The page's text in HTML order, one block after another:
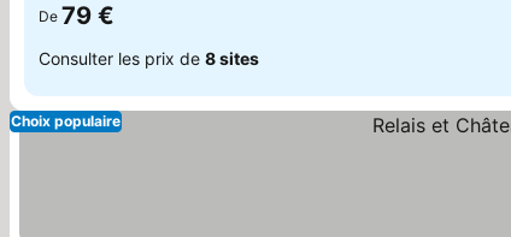
De 79 €
Consulter les prix de 8 sites
Choix populaire